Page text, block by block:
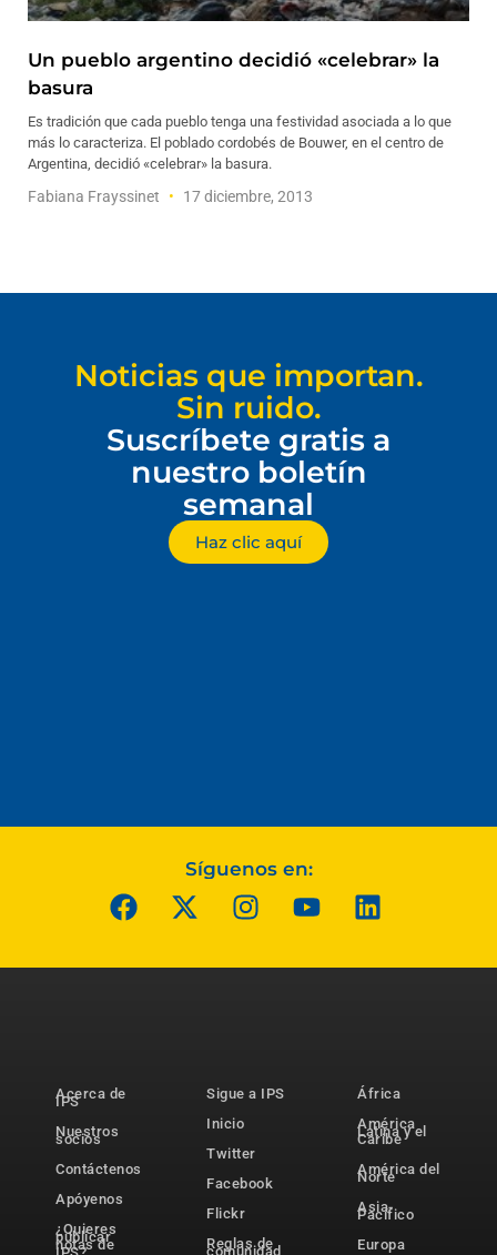
Un pueblo argentino decidió «celebrar» la
basura
Es tradición que cada pueblo tenga una festividad asociada a lo que
más lo caracteriza. El poblado cordobés de Bouwer, en el centro de
Argentina, decidió «celebrar» la basura.
Fabiana Frayssinet 17 diciembre, 2013
Noticias que importan.
Sin ruido.
Suscríbete gratis a
nuestro boletín
semanal
Haz clic aquí
Síguenos en:
Acerca de
IPS
Nuestros
socios
Contáctenos
Apóyenos
¿Quieres
publicar
notas de
Sigue a IPS
Inicio
Twitter
Facebook
Flickr
Reglas de
comunidad
África
América
Latina y el
Caribe
América del
Norte
Asia-
Pacífico
Europa